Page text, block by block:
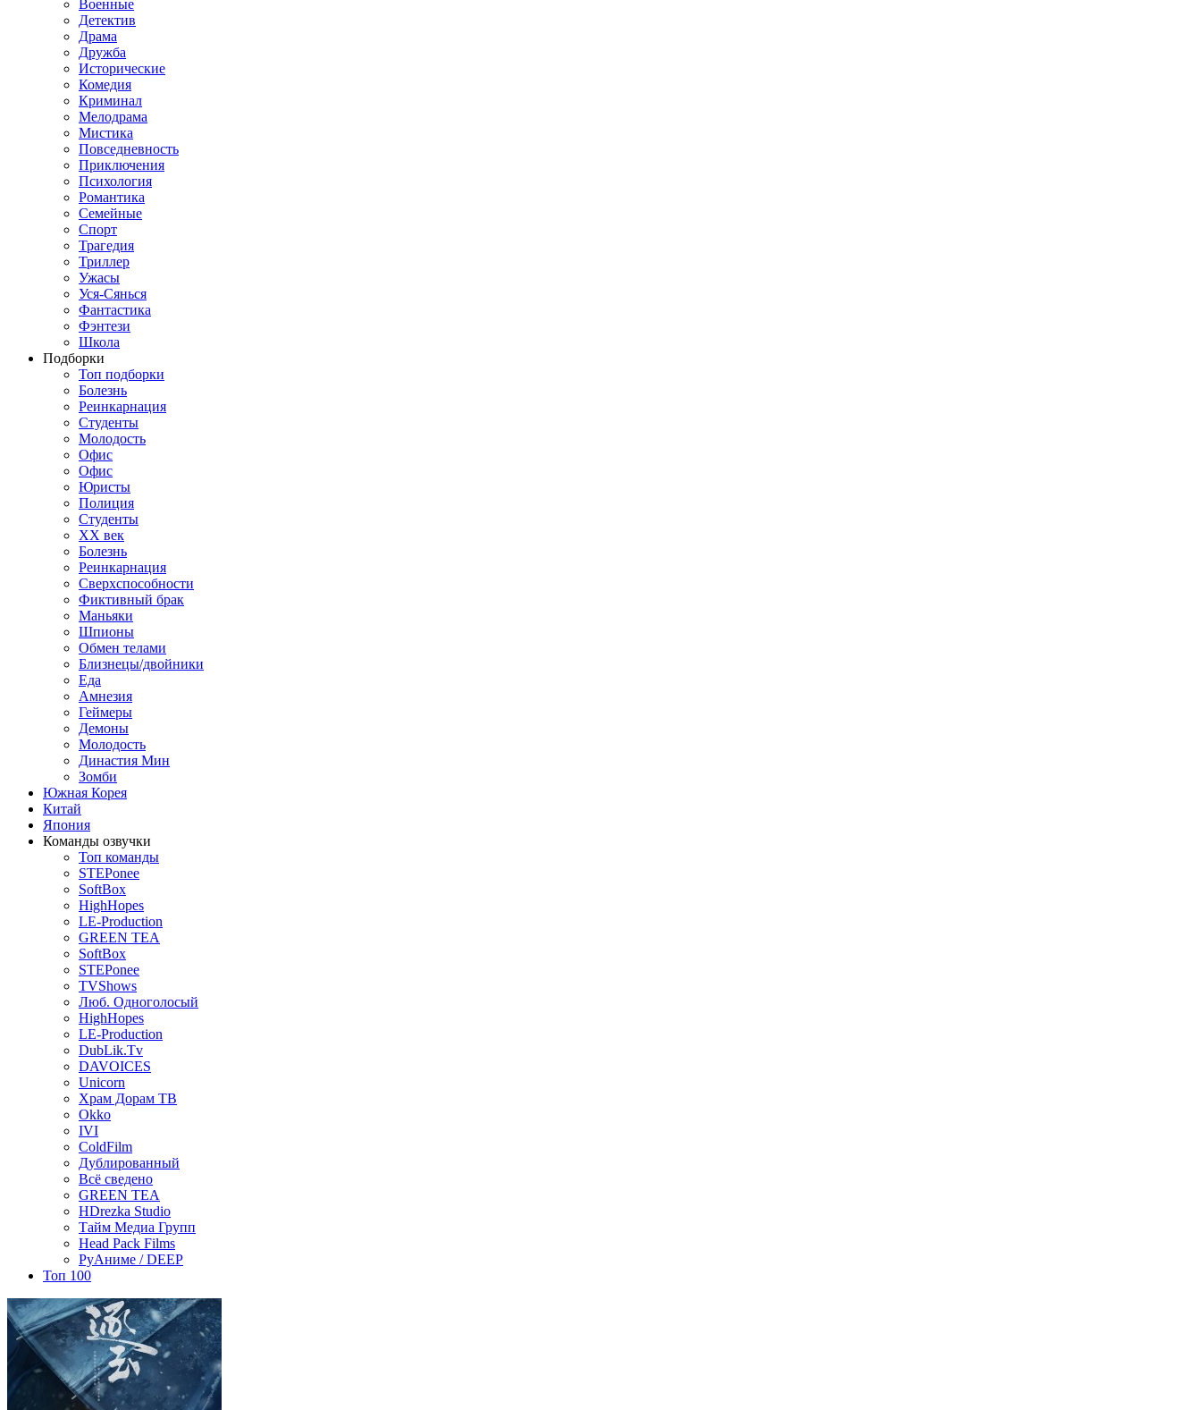
Военные
Детектив
Драма
Дружба
Исторические
Комедия
Криминал
Мелодрама
Мистика
Повседневность
Приключения
Психология
Романтика
Семейные
Спорт
Трагедия
Триллер
Ужасы
Уся-Сянься
Фантастика
Фэнтези
Школа
Подборки
Топ подборки
Болезнь
Реинкарнация
Студенты
Молодость
Офис
Офис
Юристы
Полиция
Студенты
ХХ век
Болезнь
Реинкарнация
Сверхспособности
Фиктивный брак
Маньяки
Шпионы
Обмен телами
Близнецы/двойники
Еда
Амнезия
Геймеры
Демоны
Молодость
Династия Мин
Зомби
Южная Корея
Китай
Япония
Команды озвучки
Топ команды
STEPonee
SoftBox
HighHopes
LE-Production
GREEN TEA
SoftBox
STEPonee
TVShows
Люб. Одноголосый
HighHopes
LE-Production
DubLik.Tv
DAVOICES
Unicorn
Храм Дорам ТВ
Okko
IVI
ColdFilm
Дублированный
Всё сведено
GREEN TEA
HDrezka Studio
Тайм Медиа Групп
Head Pack Films
РуАниме / DEEP
Топ 100